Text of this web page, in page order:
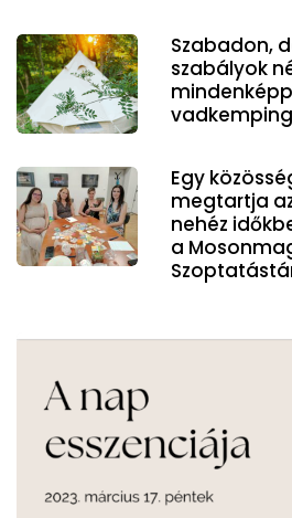
Szabadon,
szabályok
Egy
megtartja
nehéz
a